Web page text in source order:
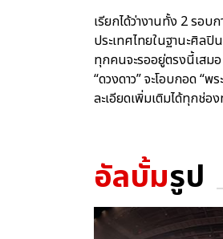
เรียกได้ว่างานทั้ง 2 รอบ
ประเทศไทยในฐานะศิล
ทุกคนจะรออยู่ตรงนี้เสม
“ดวงดาว” จะโอบกอด “
ละเอียดเพิ่มเติมได้ทุกช่
อัลบั้มรูป